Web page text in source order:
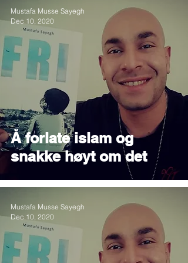
Å forlate islam og
snakke høyt om det
Mustafa Musse Sayegh
Dec 10, 2020
Mustafa Musse Sayegh
Dec 10, 2020